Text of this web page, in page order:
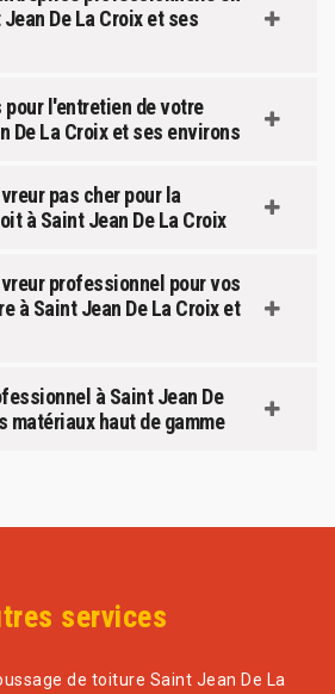
De La Croix et ses
l'entretien de votre
De La Croix et ses environs
pas cher pour la
à Saint Jean De La Croix
professionnel pour vos
à Saint Jean De La Croix et
à Saint Jean De
matériaux haut de gamme
services
de toiture Saint Jean De La